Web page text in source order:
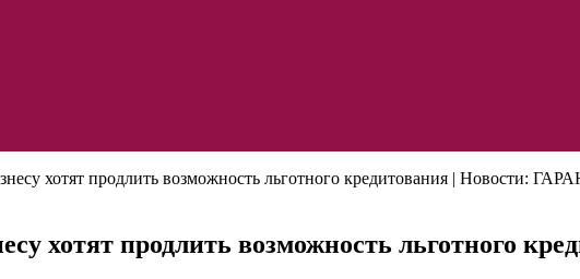
хотят продлить возможность льготного кредитования | Новости:
хотят продлить возможность льготного